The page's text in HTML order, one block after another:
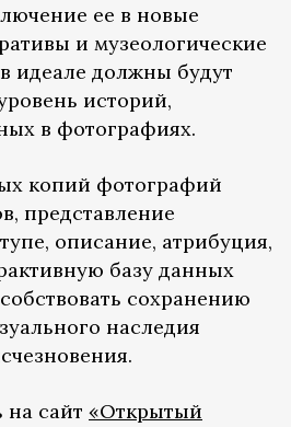
ее в новые
и музеологические
идеале должны будут
историй,
в фотографиях.
копий фотографий
представление
описание, атрибуция,
базу данных
сохранению
наследия
сайт «Открытый